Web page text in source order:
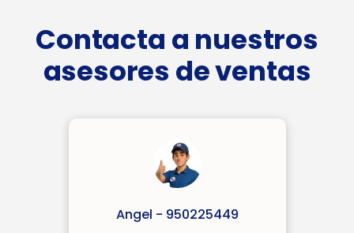
Contacta a nuestros
asesores de ventas
Angel - 950225449